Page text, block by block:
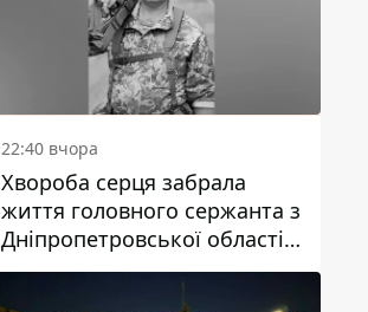
22:40 вчора
Хвороба серця забрала
життя головного сержанта з
Дніпропетровської області
Юрія Свистуна